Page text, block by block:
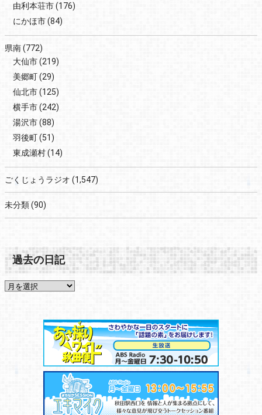
由利本荘市(176)
にかほ市(84)
県南(772)
大仙市(219)
美郷町(29)
仙北市(125)
横手市(242)
湯沢市(88)
羽後町(51)
東成瀬村(14)
ごくじょうラジオ (1,547)
未分類(90)
過去の日記